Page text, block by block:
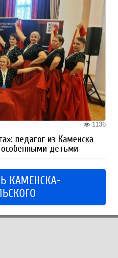
1136
педагог из Каменска
особенными детьми
КАМЕНСКА-